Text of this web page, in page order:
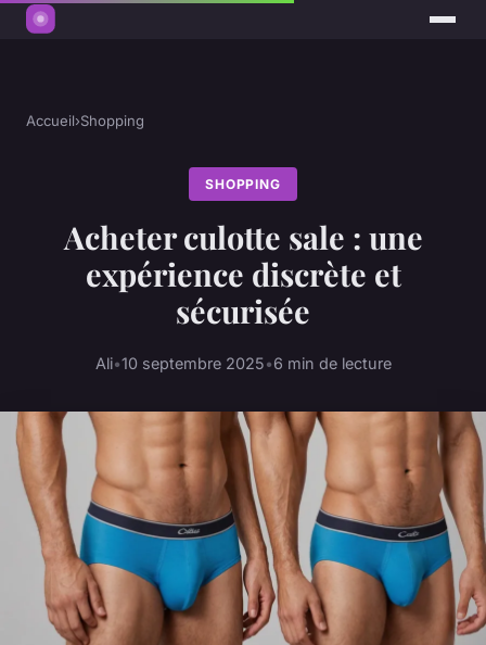
Accueil›Shopping
SHOPPING
Acheter culotte sale : une
expérience discrète et
sécurisée
Ali•10 septembre 2025•6 min de lecture